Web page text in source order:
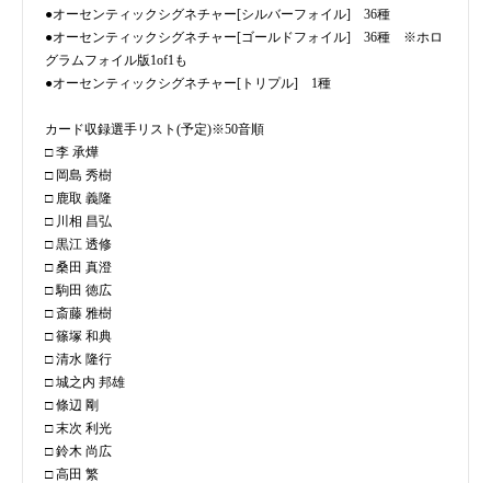
●オーセンティックシグネチャー[シルバーフォイル] 36種
●オーセンティックシグネチャー[ゴールドフォイル] 36種 ※ホロ
グラムフォイル版1of1も
●オーセンティックシグネチャー[トリプル] 1種
カード収録選手リスト(予定)※50音順
□ 李 承燁
□ 岡島 秀樹
□ 鹿取 義隆
□ 川相 昌弘
□ 黒江 透修
□ 桑田 真澄
□ 駒田 徳広
□ 斎藤 雅樹
□ 篠塚 和典
□ 清水 隆行
□ 城之内 邦雄
□ 條辺 剛
□ 末次 利光
□ 鈴木 尚広
□ 高田 繁